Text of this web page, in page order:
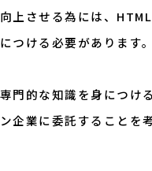
向上させる為には、
につける必要があります。
専門的な知識を身につけ
ン企業に委託することを